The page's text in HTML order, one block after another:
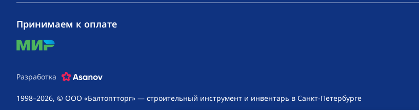
1998–2026, © ООО «Балтоптторг» — строительный инструмент и инвентарь в Санкт-Петербурге
Принимаем к оплате
mir
Разработка